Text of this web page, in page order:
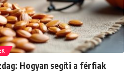
Hogyan segíti a férfiak